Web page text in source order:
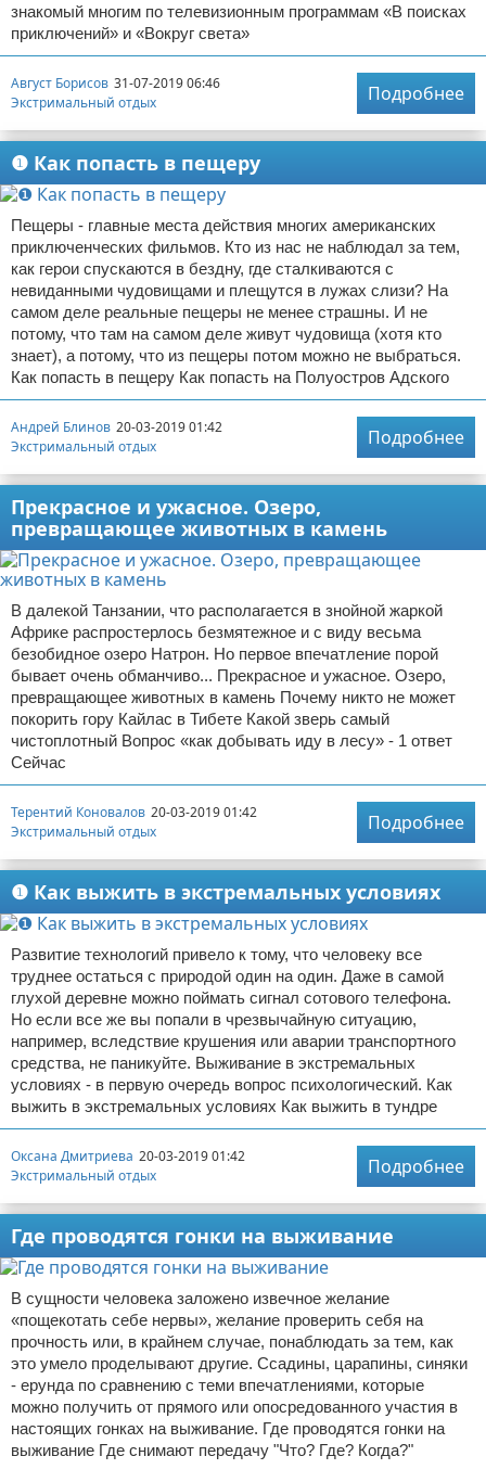
знакомый многим по телевизионным программам «В поисках
приключений» и «Вокруг света»
Август Борисов 31-07-2019 06:46
Экстримальный отдых
Подробнее
❶ Как попасть в пещеру
Пещеры - главные места действия многих американских
приключенческих фильмов. Кто из нас не наблюдал за тем,
как герои спускаются в бездну, где сталкиваются с
невиданными чудовищами и плещутся в лужах слизи? На
самом деле реальные пещеры не менее страшны. И не
потому, что там на самом деле живут чудовища (хотя кто
знает), а потому, что из пещеры потом можно не выбраться.
Как попасть в пещеру Как попасть на Полуостров Адского
Андрей Блинов 20-03-2019 01:42
Экстримальный отдых
Подробнее
Прекрасное и ужасное. Озеро,
превращающее животных в камень
В далекой Танзании, что располагается в знойной жаркой
Африке распростерлось безмятежное и с виду весьма
безобидное озеро Натрон. Но первое впечатление порой
бывает очень обманчиво... Прекрасное и ужасное. Озеро,
превращающее животных в камень Почему никто не может
покорить гору Кайлас в Тибете Какой зверь самый
чистоплотный Вопрос «как добывать иду в лесу» - 1 ответ
Сейчас
Терентий Коновалов 20-03-2019 01:42
Экстримальный отдых
Подробнее
❶ Как выжить в экстремальных условиях
Развитие технологий привело к тому, что человеку все
труднее остаться с природой один на один. Даже в самой
глухой деревне можно поймать сигнал сотового телефона.
Но если все же вы попали в чрезвычайную ситуацию,
например, вследствие крушения или аварии транспортного
средства, не паникуйте. Выживание в экстремальных
условиях - в первую очередь вопрос психологический. Как
выжить в экстремальных условиях Как выжить в тундре
Оксана Дмитриева 20-03-2019 01:42
Экстримальный отдых
Подробнее
Где проводятся гонки на выживание
В сущности человека заложено извечное желание
«пощекотать себе нервы», желание проверить себя на
прочность или, в крайнем случае, понаблюдать за тем, как
это умело проделывают другие. Ссадины, царапины, синяки
- ерунда по сравнению с теми впечатлениями, которые
можно получить от прямого или опосредованного участия в
настоящих гонках на выживание. Где проводятся гонки на
выживание Где снимают передачу "Что? Где? Когда?"